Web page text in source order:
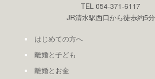
TEL 054-371-6117
JR清水駅西口から徒歩約5分
はじめての方へ
離婚と子ども
離婚とお金